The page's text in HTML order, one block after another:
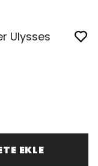
Ulysses
EKLE